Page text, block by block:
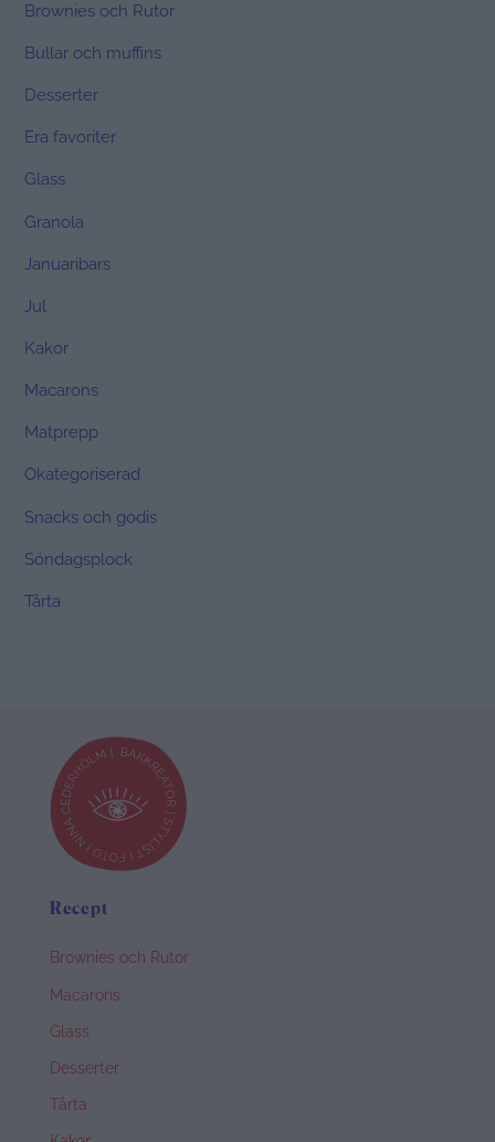
Brownies och Rutor
Bullar och muffins
Desserter
Era favoriter
Glass
Granola
Januaribars
Jul
Kakor
Macarons
Matprepp
Okategoriserad
Snacks och godis
Söndagsplock
Tårta
Recept
Brownies och Rutor
Macarons
Glass
Desserter
Tårta